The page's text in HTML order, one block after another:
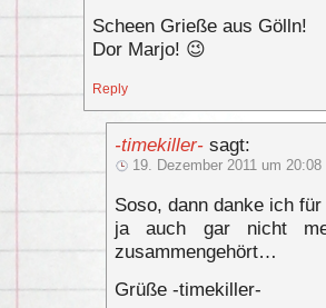
Scheen Grieße aus Gölln!
Dor Marjo! 😉
Reply
-timekiller- sagt:
19. Dezember 2011 um 20:08
Soso, dann danke ich
ja auch gar nicht
zusammengehört…
Grüße -timekiller-